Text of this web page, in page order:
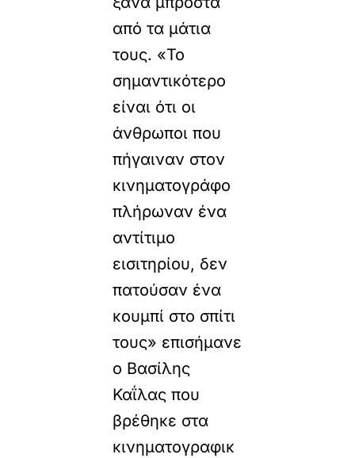
από τα μάτια
τους. «Το
σημαντικότερο
είναι ότι οι
άνθρωποι που
πήγαιναν στον
κινηματογράφο
πλήρωναν ένα
αντίτιμο
εισιτηρίου, δεν
πατούσαν ένα
κουμπί στο σπίτι
τους» επισήμανε
ο Βασίλης
Καΐλας που
βρέθηκε στα
κινηματογραφικ